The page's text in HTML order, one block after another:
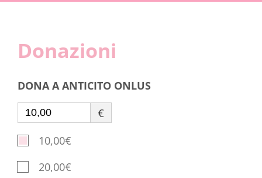
Donazioni
DONA A ANTICITO ONLUS
€
10,00€
20,00€